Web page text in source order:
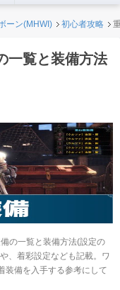
ーン(MHWI) 初心者攻略
一覧と装備方法
の一覧と装備方法(設定の
、着彩設定なども記載。ワ
装備を入手する参考にして